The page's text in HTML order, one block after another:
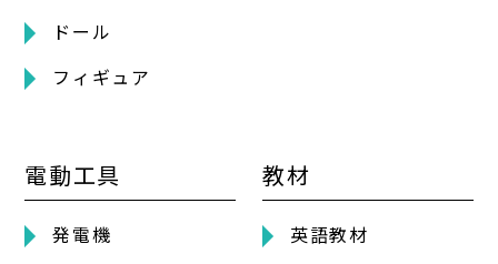
ドール
フィギュア
電動工具
発電機
教材
英語教材